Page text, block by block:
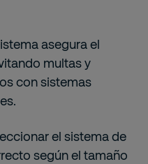
asegura el
multas y
con sistemas
el sistema de
según el tamaño